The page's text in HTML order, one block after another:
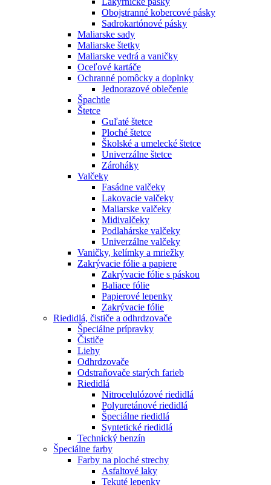
Obojstranné kobercové pásky
Sadrokartónové pásky
Maliarske sady
Maliarske štetky
Maliarske vedrá a vaničky
Oceľové kartáče
Ochranné pomôcky a doplnky
Jednorazové oblečenie
Špachtle
Štetce
Guľaté štetce
Ploché štetce
Školské a umelecké štetce
Univerzálne štetce
Zároháky
Valčeky
Fasádne valčeky
Lakovacie valčeky
Maliarske valčeky
Midivalčeky
Podlahárske valčeky
Univerzálne valčeky
Vaničky, kelímky a mriežky
Zakrývacie fólie a papiere
Zakrývacie fólie s páskou
Baliace fólie
Papierové lepenky
Zakrývacie fólie
Riedidlá, čističe a odhrdzovače
Špeciálne prípravky
Čističe
Liehy
Odhrdzovače
Odstraňovače starých farieb
Riedidlá
Nitrocelulózové riedidlá
Polyuretánové riedidlá
Špeciálne riedidlá
Syntetické riedidlá
Technický benzín
Špeciálne farby
Farby na ploché strechy
Asfaltové laky
Tekuté lepenky